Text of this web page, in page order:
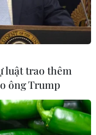
2022, nhưng sầu
31,8% thị phần tại
sau Thái Lan (chiếm
luật trao thêm
ông Trump